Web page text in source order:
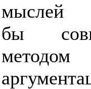
мыслей
бы
методом